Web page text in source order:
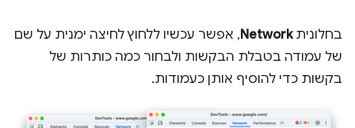
בחלוניתNetwork, אפשר עכשיו ללחוץ לחיצה ימנית על שם
של עמודה בטבלת הבקשות ולבחור כמה כותרות של
בקשות כדי להוסיף אותן כעמודות.